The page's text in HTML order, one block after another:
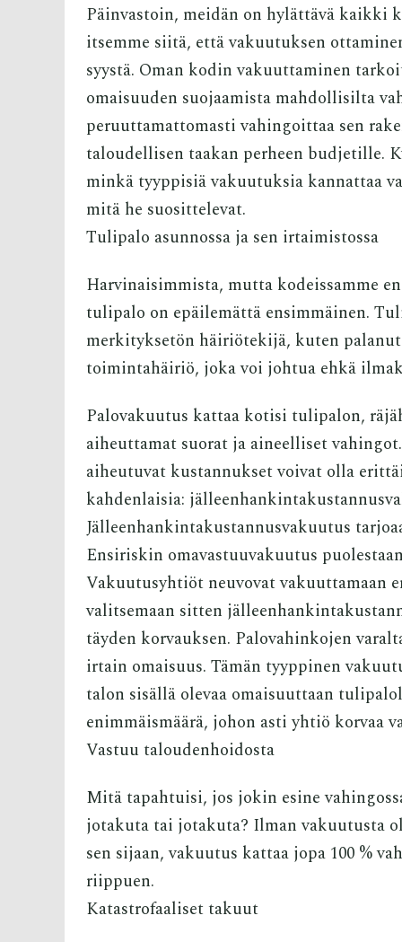
Päinvastoin, meidän on hylättävä
itsemme siitä, että vakuutuksen
syystä. Oman kodin vakuuttaminen
omaisuuden suojaamista mahdollisilta
peruuttamattomasti vahingoittaa sen
taloudellisen taakan perheen budjetille.
minkä tyyppisiä vakuutuksia kannattaa
mitä he suosittelevat.
Tulipalo asunnossa ja sen irtaimistossa
Harvinaisimmista, mutta kodeissamme
tulipalo on epäilemättä ensimmäinen.
merkityksetön häiriötekijä, kuten
toimintahäiriö, joka voi johtua ehkä
Palovakuutus kattaa kotisi tulipalon,
aiheuttamat suorat ja aineelliset
aiheutuvat kustannukset voivat olla
kahdenlaisia:
Jälleenhankintakustannusvakuutus
Ensiriskin omavastuuvakuutus
Vakuutusyhtiöt neuvovat vakuuttamaan
valitsemaan sitten
täyden korvauksen. Palovahinkojen
irtain omaisuus. Tämän tyyppinen
talon sisällä olevaa omaisuuttaan
enimmäismäärä, johon asti yhtiö korvaa
Vastuu taloudenhoidosta
Mitä tapahtuisi, jos jokin esine
jotakuta tai jotakuta? Ilman vakuutusta
sen sijaan, vakuutus kattaa jopa 100 %
riippuen.
Katastrofaaliset takuut